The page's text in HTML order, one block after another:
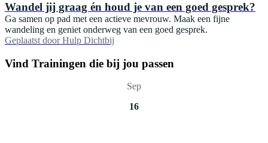
Wandel jij graag én houd je van een goed gesprek?
Ga samen op pad met een actieve mevrouw. Maak een fijne
wandeling en geniet onderweg van een goed gesprek.
Geplaatst door Hulp Dichtbij
Vind Trainingen die bij jou passen
Sep
16